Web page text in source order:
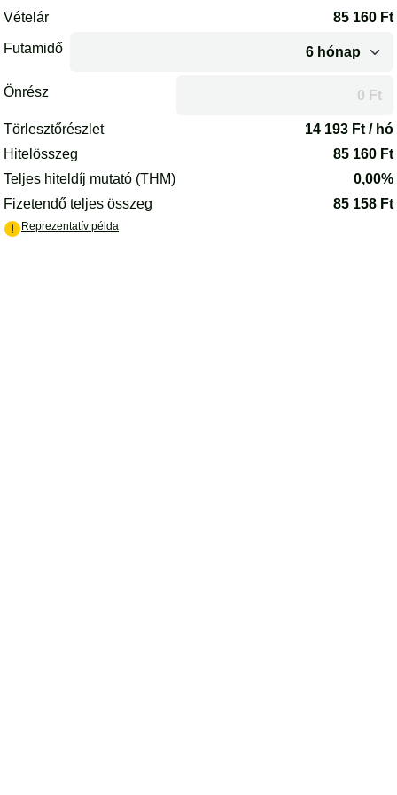
Az oldal betöltődött.
Vételár 85 160 Ft
Futamidő
Önrész
A futamidő vagy az önrész módosítása után az oldal
Törlesztőrészlet 14 193 Ft / hó
Hitelösszeg
85 160 Ft
Teljes hiteldíj mutató (THM)
0,00%
Fizetendő teljes összeg
85 158 Ft
Reprezentatív példa